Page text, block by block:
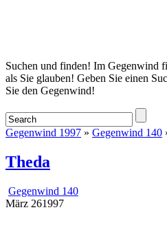
Startseite
Suchen und finden! Im Gegenwind
als Sie glauben! Geben Sie einen
Sie den Gegenwind!
Gegenwind 1997 » Gegenwind 140
Theda
Gegenwind 140
März 261997